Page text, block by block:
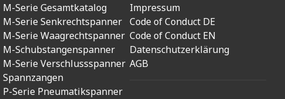
M-Serie Gesamtkatalog
M-Serie Senkrechtspanner
M-Serie Waagrechtspanner
M-Schubstangenspanner
M-Serie Verschlussspanner
Spannzangen
P-Serie Pneumatikspanner
Impressum
Code of Conduct DE
Code of Conduct EN
Datenschutzerklärung
AGB